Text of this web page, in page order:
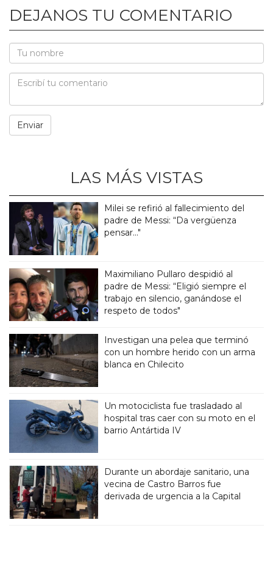
DEJANOS TU COMENTARIO
LAS MÁS VISTAS
Milei se refirió al fallecimiento del
padre de Messi: “Da vergüenza
pensar..."
Maximiliano Pullaro despidió al
padre de Messi: “Eligió siempre el
trabajo en silencio, ganándose el
respeto de todos"
Investigan una pelea que terminó
con un hombre herido con un arma
blanca en Chilecito
Un motociclista fue trasladado al
hospital tras caer con su moto en el
barrio Antártida IV
Durante un abordaje sanitario, una
vecina de Castro Barros fue
derivada de urgencia a la Capital